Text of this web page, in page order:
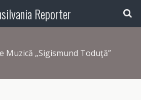
Reporter
Muzică „Sigismund Toduţă”